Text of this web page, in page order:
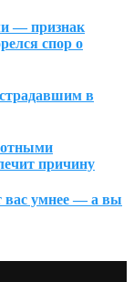
— признак
спор о
в
причину
вас умнее — а вы